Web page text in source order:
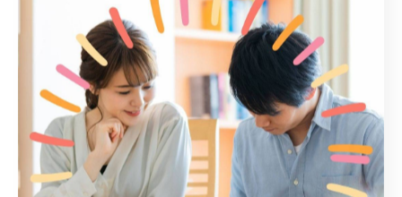
応や駅近など将来の生活変化も見越した選択が必要で
す。実際に住んでいる方の口コミや体験談を参考に、日
常生活の動線や収納スペース、周辺環境を具体的にイメ
ージすることが失敗を防ぎます。
また、将来的な家族構成の変化や資産価値の維持も考慮
し、無理のない資金計画とともに、複数の物件を比較検
討することをおすすめします。専門家のアドバイスを受